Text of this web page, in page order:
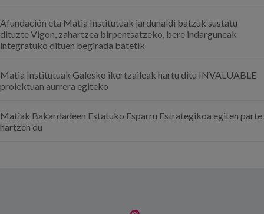
Afundación eta Matia Institutuak jardunaldi batzuk sustatu
dituzte Vigon, zahartzea birpentsatzeko, bere indarguneak
integratuko dituen begirada batetik
Matia Institutuak Galesko ikertzaileak hartu ditu INVALUABLE
proiektuan aurrera egiteko
Matiak Bakardadeen Estatuko Esparru Estrategikoa egiten parte
hartzen du